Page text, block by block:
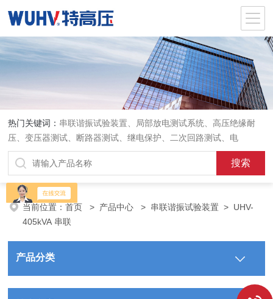
热门关键词： 串联谐振试验装置、局部放电测试系统、高压绝缘耐
压、变压器测试、断路器测试、继电保护、二次回路测试、电
当前位置：首页 > 产品中心 > 串联谐振试验装置 > UHV-
405kVA 串联
产品分类